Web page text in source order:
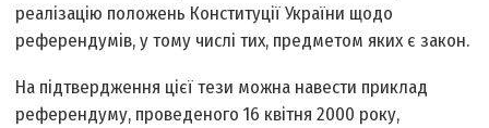
реалізацію положень Конституції України щодо
референдумів, у тому числі тих, предметом яких є закон.
На підтвердження цієї тези можна навести приклад
референдуму, проведеного 16 квітня 2000 року,